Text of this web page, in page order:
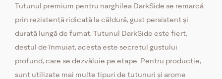
Tutunul premium pentru narghilea DarkSide se remarcă
prin rezistență ridicată la căldură, gust persistent și
durată lungă de fumat. Tutunul DarkSide este fiert,
destul de înmuiat, acesta este secretul gustului
profund, care se dezvăluie pe etape. Pentru producție,
sunt utilizate mai multe tipuri de tutunuri și arome